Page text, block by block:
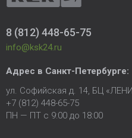
8 (812) 448-65-75
info@ksk24.ru
Адрес в Санкт-Петербурге:
ул. Софийская д. 14, БЦ
+7 (812) 448-65-75
ПН — ПТ с 9:00 до 18:00